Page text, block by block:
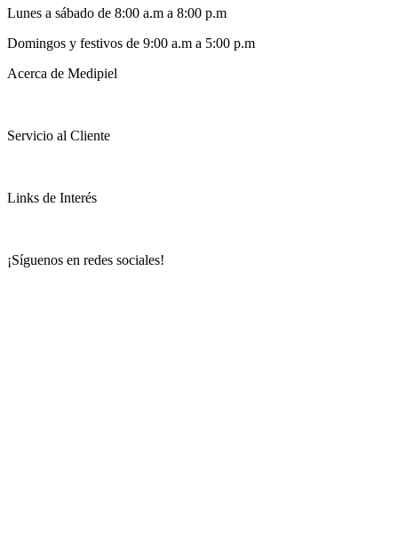
Lunes a sábado de 8:00 a.m a 8:00 p.m
Domingos y festivos de 9:00 a.m a 5:00 p.m
Acerca de Medipiel
Servicio al Cliente
Links de Interés
¡Síguenos en redes sociales!